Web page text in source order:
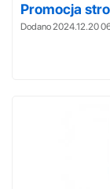
Promocja
Dodano 2024.12.20